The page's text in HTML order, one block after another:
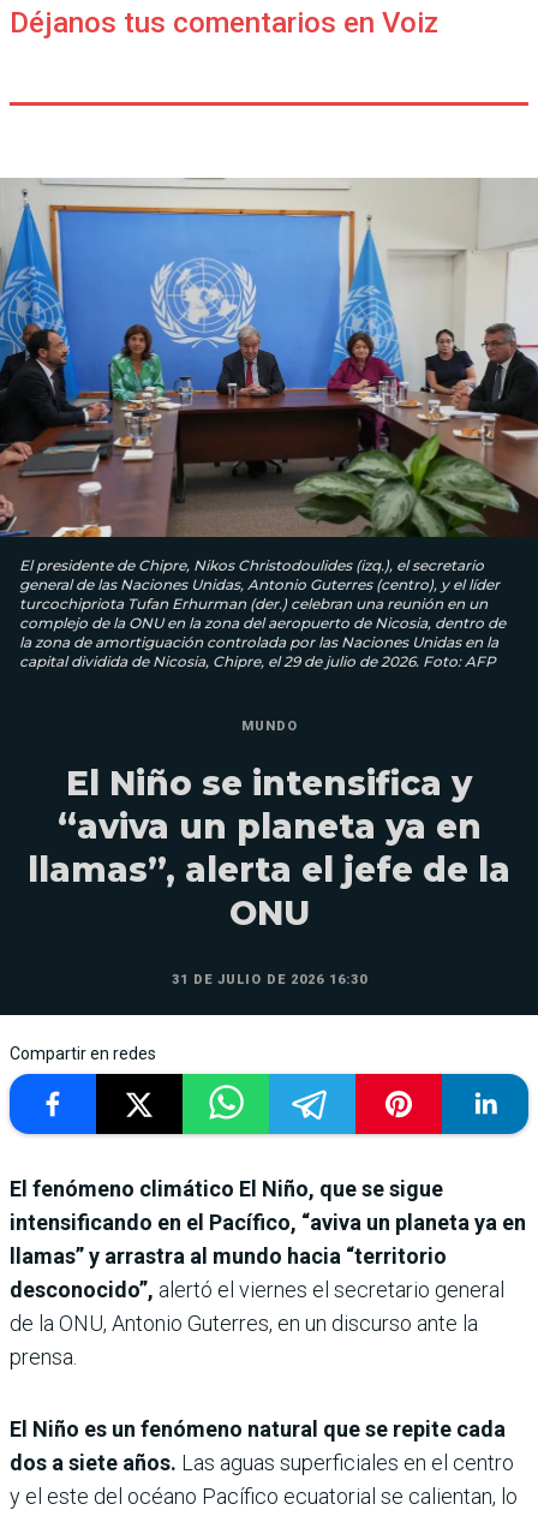
Déjanos tus comentarios en Voiz
El presidente de Chipre, Nikos Christodoulides (izq.), el secretario
general de las Naciones Unidas, Antonio Guterres (centro), y el líder
turcochipriota Tufan Erhurman (der.) celebran una reunión en un
complejo de la ONU en la zona del aeropuerto de Nicosia, dentro de
la zona de amortiguación controlada por las Naciones Unidas en la
capital dividida de Nicosia, Chipre, el 29 de julio de 2026. Foto: AFP
MUNDO
El Niño se intensifica y
“aviva un planeta ya en
llamas”, alerta el jefe de la
ONU
31 DE JULIO DE 2026 16:30
Compartir en redes
El fenómeno climático El Niño, que se sigue
intensificando en el Pacífico, “aviva un planeta ya en
llamas” y arrastra al mundo hacia “territorio
desconocido”, alertó el viernes el secretario general
de la ONU, Antonio Guterres, en un discurso ante la
prensa.
El Niño es un fenómeno natural que se repite cada
dos a siete años. Las aguas superficiales en el centro
y el este del océano Pacífico ecuatorial se calientan, lo